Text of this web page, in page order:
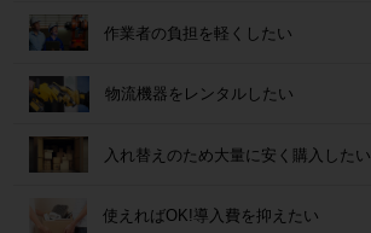
作業者の負担を軽くしたい
物流機器をレンタルしたい
入れ替えのため大量に安く購入したい
使えればOK!導入費を抑えたい